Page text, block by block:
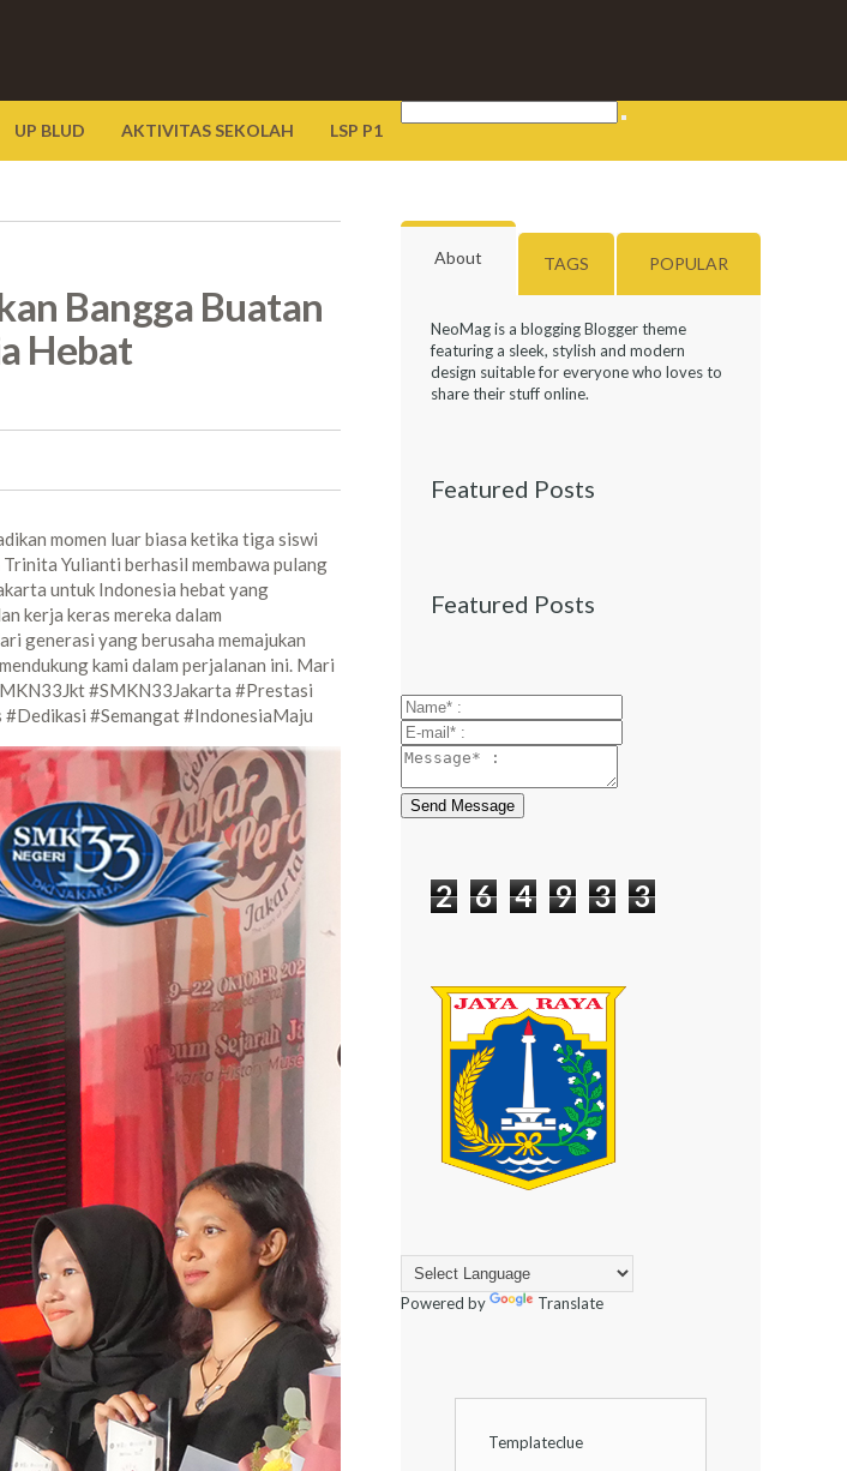
UP BLUD AKTIVITAS SEKOLAH LSP P1
Bangga Buatan
Hebat
momen luar biasa ketika tiga siswi
Yulianti berhasil membawa pulang
untuk Indonesia hebat yang
kerja keras mereka dalam
generasi yang berusaha memajukan
kami dalam perjalanan ini. Mari
#SMKN33Jakarta #Prestasi
#Semangat #IndonesiaMaju
About TAGS POPULAR
NeoMag is a blogging Blogger theme
featuring a sleek, stylish and modern
design suitable for everyone who loves to
share their stuff online.
Featured Posts
Featured Posts
Send Message
2 6 4 9 3 3
Powered by Translate
Templateclue